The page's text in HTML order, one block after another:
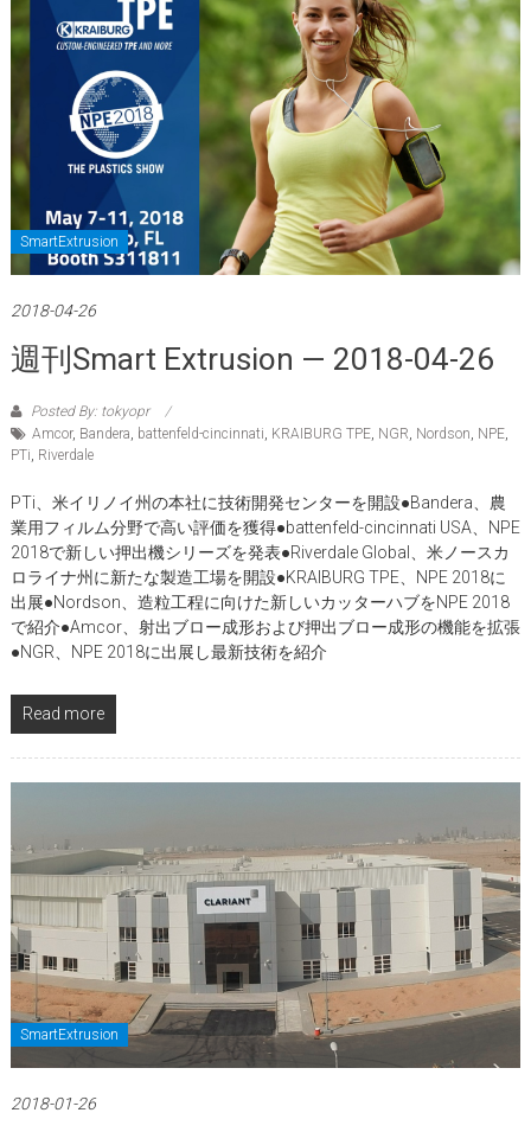
SmartExtrusion
2018-04-26
週刊Smart Extrusion — 2018-04-26
Posted By: tokyopr
Amcor, Bandera, battenfeld-cincinnati, KRAIBURG TPE, NGR, Nordson, NPE,
PTi, Riverdale
PTi、米イリノイ州の本社に技術開発センターを開設●Bandera、農
業用フィルム分野で高い評価を獲得●battenfeld-cincinnati USA、NPE
2018で新しい押出機シリーズを発表●Riverdale Global、米ノースカ
ロライナ州に新たな製造工場を開設●KRAIBURG TPE、NPE 2018に
出展●Nordson、造粒工程に向けた新しいカッターハブをNPE 2018
で紹介●Amcor、射出ブロー成形および押出ブロー成形の機能を拡張
●NGR、NPE 2018に出展し最新技術を紹介
Read more
SmartExtrusion
2018-01-26